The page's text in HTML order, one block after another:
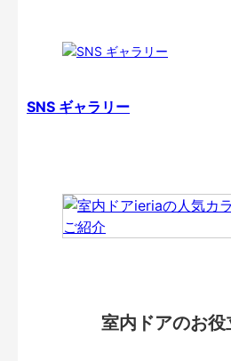
SNS ギャラリー
室内ドアのお役